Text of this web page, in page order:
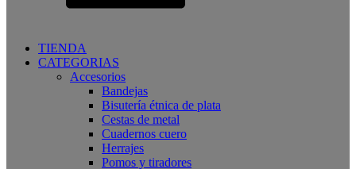
TIENDA
CATEGORIAS
Accesorios
Bandejas
Bisutería étnica de plata
Cestas de metal
Cuadernos cuero
Herrajes
Pomos y tiradores